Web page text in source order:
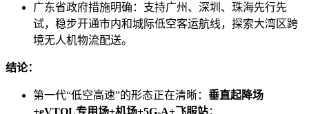
广东省政府措施明确：支持广州、深圳、珠海先行先
试，稳步开通市内和城际低空客运航线，探索大湾区跨
境无人机物流配送。
结论：
第一代“低空高速”的形态正在清晰： 垂直起降场
+eVTOL专用场+机场+5G-A+飞服站；